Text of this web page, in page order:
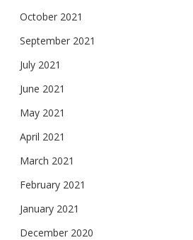
October 2021
September 2021
July 2021
June 2021
May 2021
April 2021
March 2021
February 2021
January 2021
December 2020